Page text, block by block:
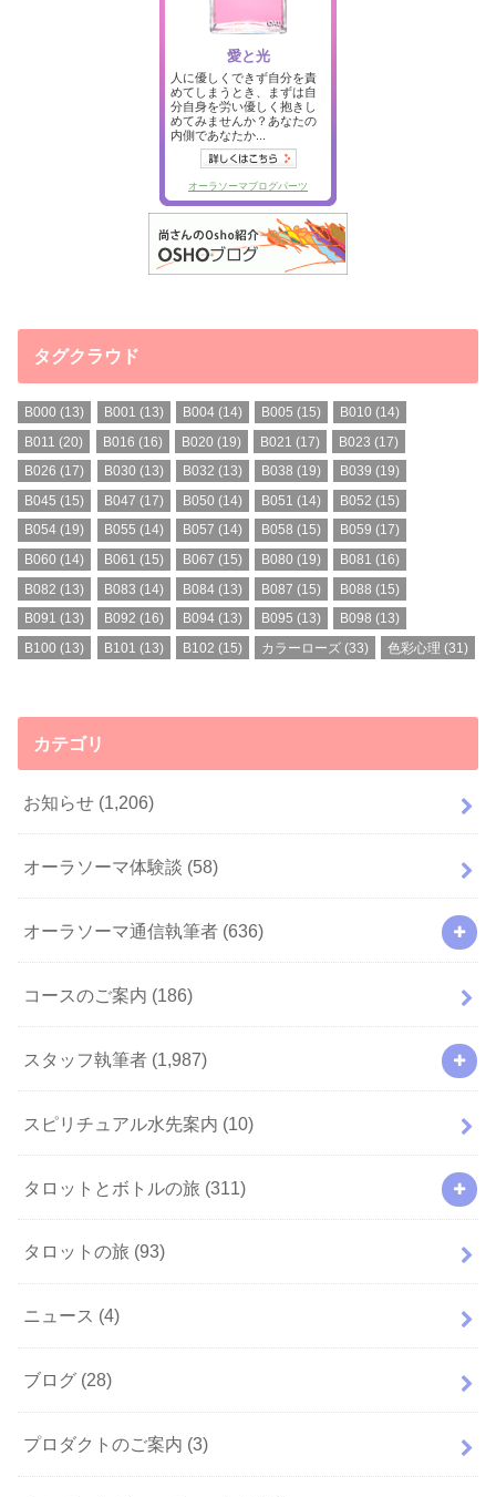
タグクラウド
B000 (13) B001 (13) B004(14) B005 (15) B010 (14)
B011 (20) B016 (16) B020 (19) B021 (17) B023 (17)
B026 (17) B030 (13) B032 (13) B038 (19) B039 (19)
B045 (15) B047 (17) B050 (14) B051 (14) B052 (15)
B054 (19) B055 (14) B057 (14) B058 (15) B059 (17)
B060 (14) B061 (15) B067 (15) B080 (19) B081 (16)
B082 (13) B083 (14) B084(13) B087 (15) B088 (15)
B091 (13) B092 (16) B094(13) B095 (13) B098 (13)
B100 (13) B101 (13) B102 (15) カラーローズ (33) 色彩心理 (31)
カテゴリ
お知らせ (1,206)
オーラソーマ体験談 (58)
オーラソーマ通信執筆者 (636)
コースのご案内 (186)
スタッフ執筆者 (1,987)
スピリチュアル水先案内 (10)
タロットとボトルの旅 (311)
タロットの旅 (93)
ニュース (4)
ブログ (28)
プロダクトのご案内 (3)